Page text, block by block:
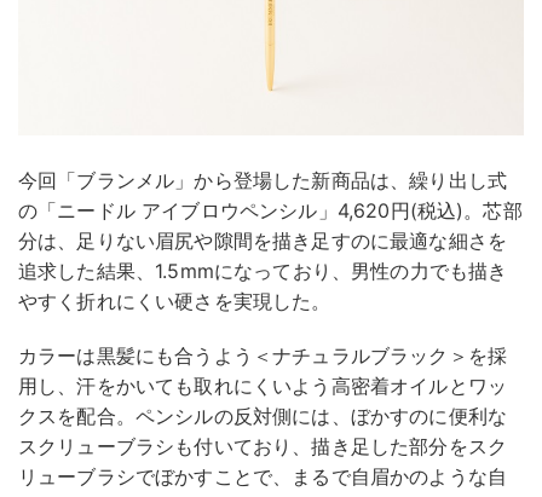
今回「ブランメル」から登場した新商品は、繰り出し式
の「ニードル アイブロウペンシル」4,620円(税込)。芯部
分は、足りない眉尻や隙間を描き足すのに最適な細さを
追求した結果、1.5mmになっており、男性の力でも描き
やすく折れにくい硬さを実現した。
カラーは黒髪にも合うよう＜ナチュラルブラック＞を採
用し、汗をかいても取れにくいよう高密着オイルとワッ
クスを配合。ペンシルの反対側には、ぼかすのに便利な
スクリューブラシも付いており、描き足した部分をスク
リューブラシでぼかすことで、まるで自眉かのような自